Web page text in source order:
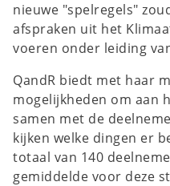
nieuwe "spelregels"
afspraken uit het
voeren onder leiding
QandR biedt met haar
mogelijkheden om aan
samen met de
kijken welke dingen er
totaal van 140
gemiddelde voor deze